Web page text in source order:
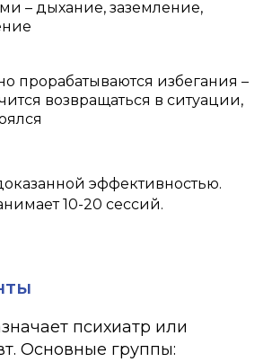
– дыхание, заземление,
прорабатываются избегания –
возвращаться в ситуации,
эффективностью.
10-20 сессий.
психиатр или
Основные группы: